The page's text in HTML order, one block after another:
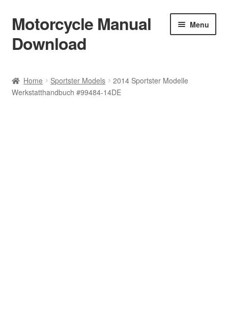
Skip
to
navigation
Skip
to
content
Motorcycle Manual
Download
Menu
Shop
Home Sportster Models
2014 Sportster Modelle
Werkstatthandbuch #99484-14DE